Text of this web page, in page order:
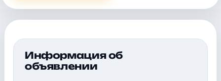
Информация об
объявлении